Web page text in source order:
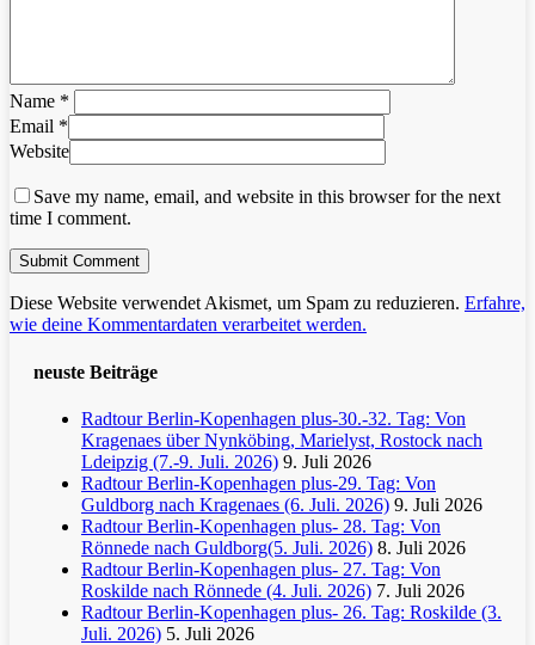
Name *
Email *
Website
Save my name, email, and website in this browser for the next
time I comment.
Diese Website verwendet Akismet, um Spam zu reduzieren. Erfahre,
wie deine Kommentardaten verarbeitet werden.
neuste Beiträge
Radtour Berlin-Kopenhagen plus-30.-32. Tag: Von
Kragenaes über Nynköbing, Marielyst, Rostock nach
Ldeipzig (7.-9. Juli. 2026) 9. Juli 2026
Radtour Berlin-Kopenhagen plus-29. Tag: Von
Guldborg nach Kragenaes (6. Juli. 2026) 9. Juli 2026
Radtour Berlin-Kopenhagen plus- 28. Tag: Von
Rönnede nach Guldborg(5. Juli. 2026) 8. Juli 2026
Radtour Berlin-Kopenhagen plus- 27. Tag: Von
Roskilde nach Rönnede (4. Juli. 2026) 7. Juli 2026
Radtour Berlin-Kopenhagen plus- 26. Tag: Roskilde (3.
Juli. 2026) 5. Juli 2026